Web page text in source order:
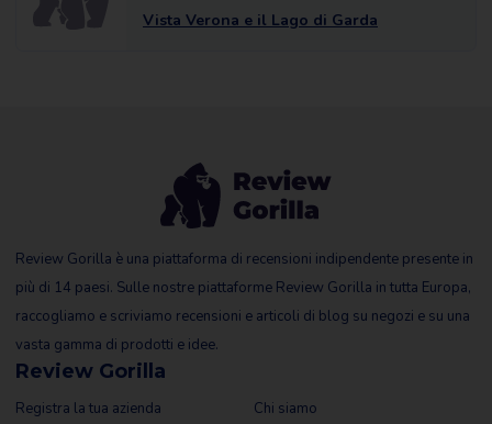
Vista Verona e il Lago di Garda
Review Gorilla è una piattaforma di recensioni indipendente presente in
più di 14 paesi. Sulle nostre piattaforme Review Gorilla in tutta Europa,
raccogliamo e scriviamo recensioni e articoli di blog su negozi e su una
vasta gamma di prodotti e idee.
Review Gorilla
Registra la tua azienda Chi siamo